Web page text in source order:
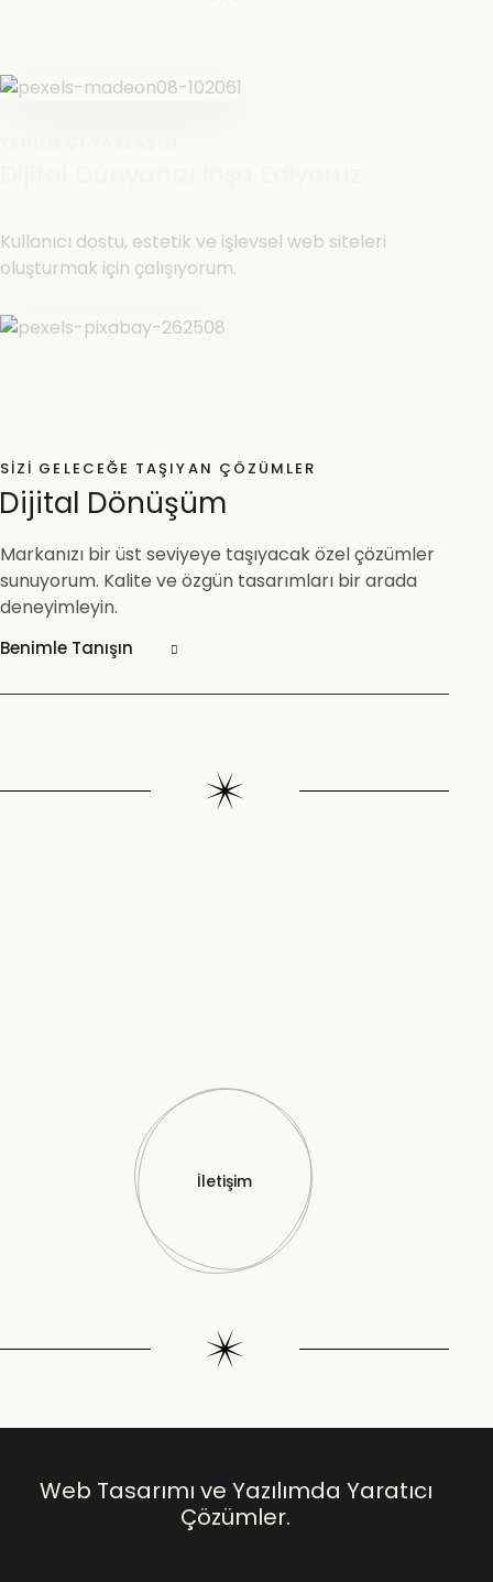
Kullanıcı dostu, estetik ve işlevsel web siteleri
oluşturmak için çalışıyorum.
SIZI GELECEĞE TAŞIYAN ÇÖZÜMLER
Dijital Dönüşüm
Markanızı bir üst seviyeye taşıyacak özel çözümler
sunuyorum. Kalite ve özgün tasarımları bir arada
deneyimleyin.
Benimle Tanışın
İletişim
Web Tasarımı ve Yazılımda Yaratıcı
Çözümler.